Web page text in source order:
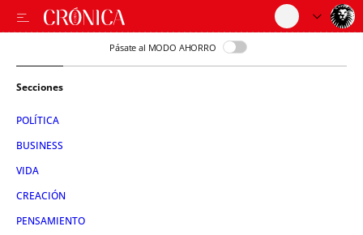
Pásate al MODO AHORRO
Secciones
POLÍTICA
BUSINESS
VIDA
CREACIÓN
PENSAMIENTO